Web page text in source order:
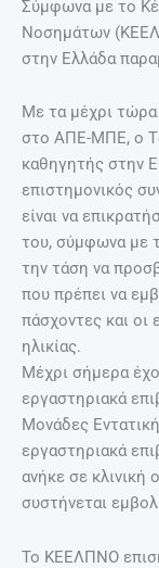
Σύμφωνα με το
Νοσημάτων
στην Ελλάδα
Με τα μέχρι
στο ΑΠΕ-ΜΠΕ, ο
καθηγητής στην
επιστημονικός
είναι να
του, σύμφωνα με
την τάση να
που πρέπει να
πάσχοντες και οι
ηλικίας.
Μέχρι σήμερα
εργαστηριακά
Μονάδες
εργαστηριακά
ανήκε σε κλινική
συστήνεται
Το ΚΕΕΛΠΝΟ